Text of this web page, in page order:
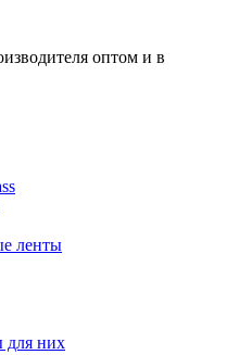
оптом и в
ленты
для них